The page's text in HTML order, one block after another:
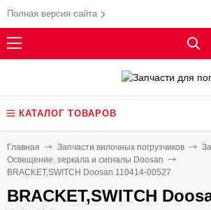
Полная версия сайта
КАТАЛОГ ТОВАРОВ
Главная Запчасти вилочных погрузчиков
Освещение, зеркала и сигналы Doosan
BRACKET,SWITCH Doosan 110414-00527
BRACKET,SWITCH